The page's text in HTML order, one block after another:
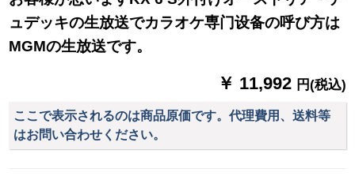
ュデッキの生放送でカラオケ専门设备の呼び方は
MGMの生放送です。
￥ 11,992 円(税込)
ここで表示されるのは商品原価です。代理費用、送料等
はお問い合わせください。